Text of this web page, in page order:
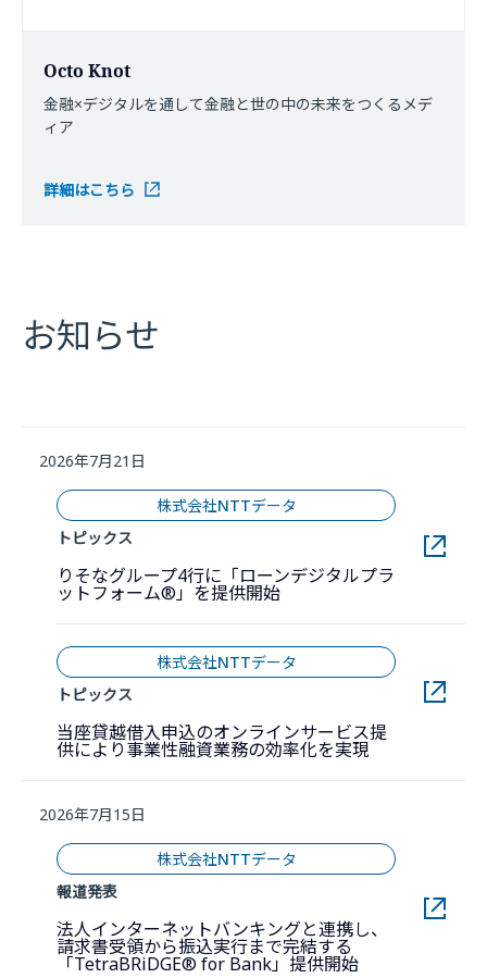
Octo Knot
金融×デジタルを通して金融と世の中の未来をつくるメデ
ィア
詳細はこちら
お知らせ
2026年7月21日
株式会社NTTデータ
トピックス
りそなグループ4行に「ローンデジタルプラ
ットフォーム®」を提供開始新しいウィンドウで開き
株式会社NTTデータ
トピックス
当座貸越借入申込のオンラインサービス提
供により事業性融資業務の効率化を実現
2026年7月15日
株式会社NTTデータ
報道発表
法人インターネットバンキングと連携し、
請求書受領から振込実行まで完結する
「TetraBRiDGE® for Bank」提供開始新しいウィンド